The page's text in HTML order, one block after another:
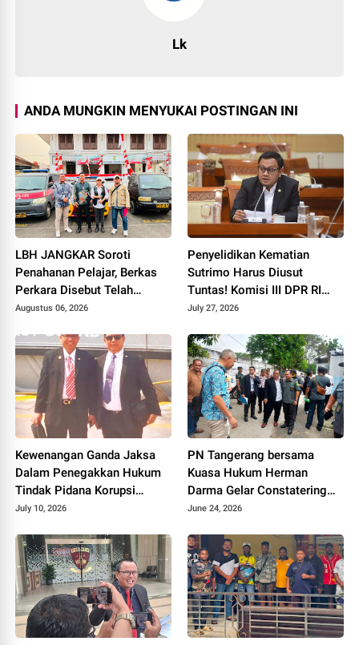
Lk
ANDA MUNGKIN MENYUKAI POSTINGAN INI
LBH JANGKAR Soroti
Penahanan Pelajar, Berkas
Perkara Disebut Telah
Dicabut
Augustus 06, 2026
Penyelidikan Kematian
Sutrimo Harus Diusut
Tuntas! Komisi III DPR RI
Desak Polda Metro Jaya
Hukum
July 27, 2026
Kewenangan Ganda Jaksa
Dalam Penegakkan Hukum
Tindak Pidana Korupsi
Dipertanyakan
July 10, 2026
PN Tangerang bersama
Kuasa Hukum Herman
Darma Gelar Constatering
Jelang Eksekusi Lahan di
June 24, 2026